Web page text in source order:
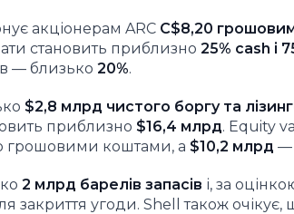
акціонерам ARC C$8,20
становить приблизно 25% cash і
— близько 20%.
$2,8 млрд чистого боргу та
приблизно $16,4 млрд. Equity
грошовими коштами, а $10,2 млрд —
2 млрд барелів запасів і, за
закриття угоди. Shell також